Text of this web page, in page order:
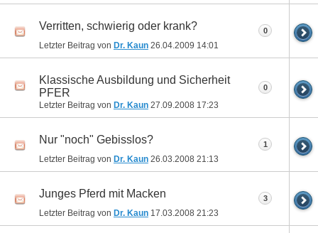
Verritten, schwierig oder krank?
Letzter Beitrag von Dr. Kaun 26.04.2009 14:01
0
Klassische Ausbildung und Sicherheit
PFER
Letzter Beitrag von Dr. Kaun 27.09.2008 17:23
0
Nur "noch" Gebisslos?
Letzter Beitrag von Dr. Kaun 26.03.2008 21:13
1
Junges Pferd mit Macken
Letzter Beitrag von Dr. Kaun 17.03.2008 21:23
3